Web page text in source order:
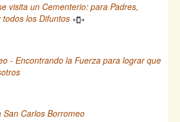
visita un Cementerio: para Padres,
los Difuntos
- Encontrando la Fuerza para lograr que
Carlos Borromeo